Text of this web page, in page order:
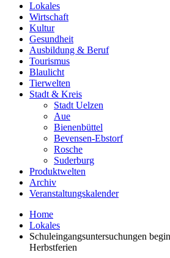
Lokales
Wirtschaft
Kultur
Gesundheit
Ausbildung & Beruf
Tourismus
Blaulicht
Tierwelten
Stadt & Kreis
Stadt Uelzen
Aue
Bienenbüttel
Bevensen-Ebstorf
Rosche
Suderburg
Produktwelten
Archiv
Veranstaltungskalender
Home
Lokales
Schuleingangsuntersuchungen
Herbstferien